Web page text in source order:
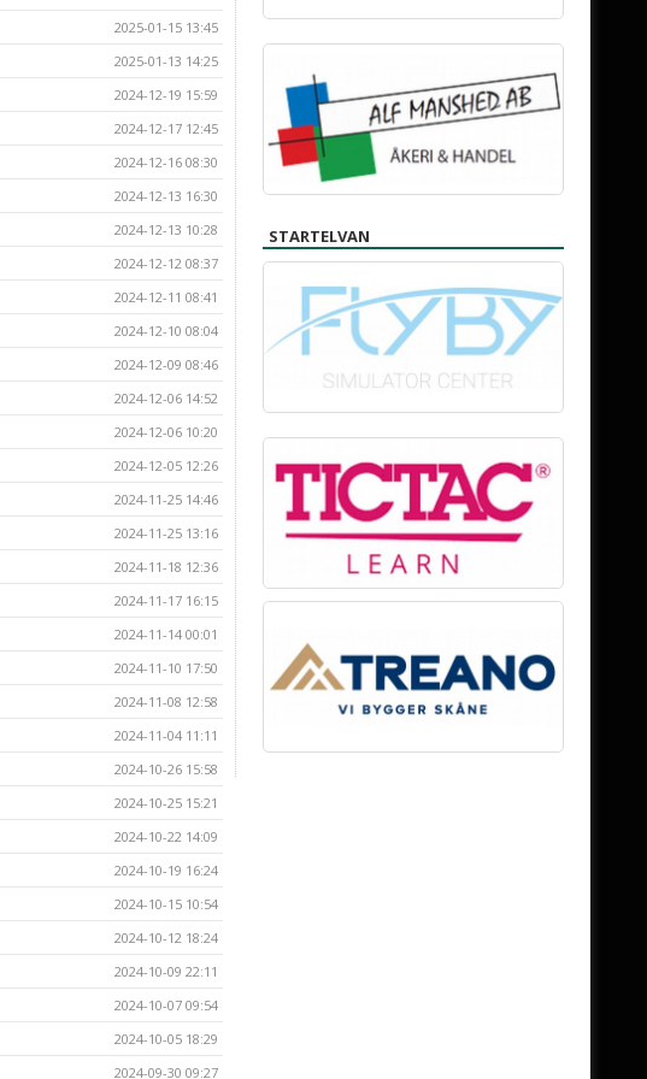
2025-01-15 13:45
2025-01-13 14:25
2024-12-19 15:59
2024-12-17 12:45
2024-12-16 08:30
2024-12-13 16:30
2024-12-13 10:28
2024-12-12 08:37
2024-12-11 08:41
2024-12-10 08:04
2024-12-09 08:46
2024-12-06 14:52
2024-12-06 10:20
2024-12-05 12:26
2024-11-25 14:46
2024-11-25 13:16
2024-11-18 12:36
2024-11-17 16:15
2024-11-14 00:01
2024-11-10 17:50
2024-11-08 12:58
2024-11-04 11:11
2024-10-26 15:58
2024-10-25 15:21
2024-10-22 14:09
2024-10-19 16:24
2024-10-15 10:54
2024-10-12 18:24
2024-10-09 22:11
2024-10-07 09:54
2024-10-05 18:29
2024-09-30 09:27
STARTELVAN